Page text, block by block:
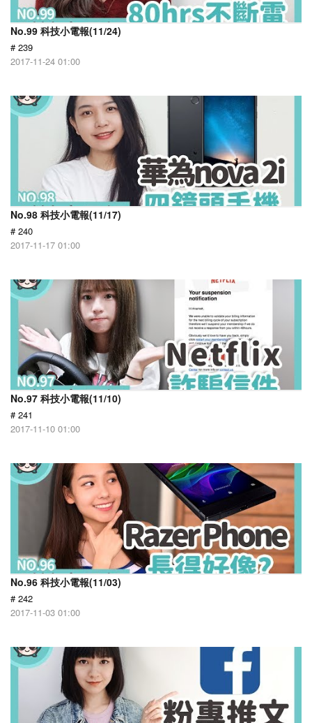
No.99 科技小電報(11/24)
# 239
2017-11-24 01:00
No.98 科技小電報(11/17)
# 240
2017-11-17 01:00
No.97 科技小電報(11/10)
# 241
2017-11-10 01:00
No.96 科技小電報(11/03)
# 242
2017-11-03 01:00